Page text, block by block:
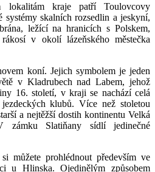
lokalitám kraje patří Toulovcovy
systémy skalních rozsedlin a jeskyní,
ležící na hranicích s Polskem,
v okolí lázeňského městečka
koní. Jejich symbolem je jeden
v Kladrubech nad Labem, jehož
16. století, v kraji se nachází celá
klubů. Více než stoletou
a nejtěžší dostih kontinentu Velká
zámku Slatiňany sídlí jedinečné
můžete prohlédnout především ve
u Hlinska. Ojedinělým způsobem